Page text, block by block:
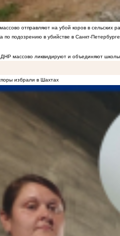
отправляют на убой коров в сельских
по подозрению в убийстве в Санкт-Петербурге
массово ликвидируют и объединяют
избрали в Шахтах